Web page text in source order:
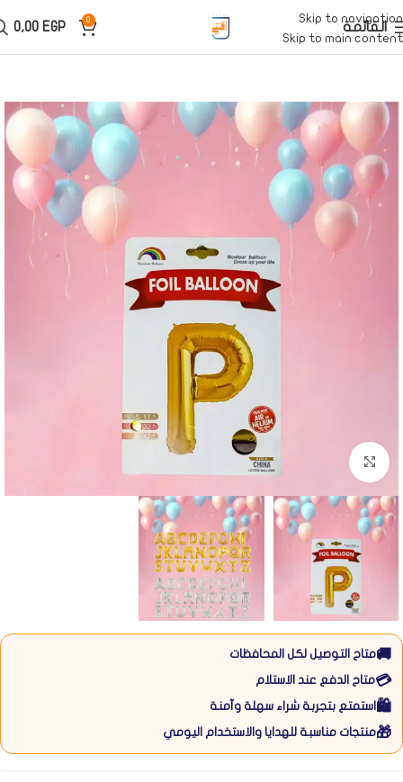
Skip to navigation
Skip to main content
القائمة 0
0,00 EGP
Click to enlarge
🚚متاح التوصيل لكل المحافظات
💳متاح الدفع عند الاستلام
🛍️ استمتع بتجربة شراء سهلة وآمنة
🎁منتجات مناسبة للهدايا والاستخدام اليومي